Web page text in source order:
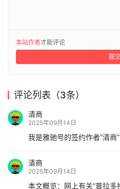
本站作者才能评论
提
评论列表（3条）
清商
2025年09月14日
我是雅驰号的签约作者“清商”
清商
2025年09月14日
本文概览：网上有关“普拉多